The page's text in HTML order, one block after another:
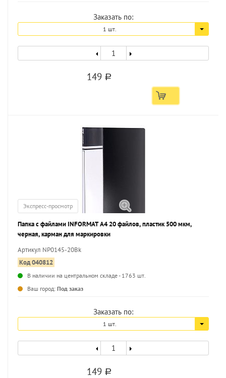
Заказать по:
1 шт.
149 a
Экспресс-просмотр
Папка с файлами INFORMAT А4 20 файлов, пластик 500 мкм,
черная, карман для маркировки
Артикул NP0145-20Bk
Код 040812
В наличии на центральном складе - 1763 шт.
Ваш город: Под заказ
Заказать по:
1 шт.
149 a